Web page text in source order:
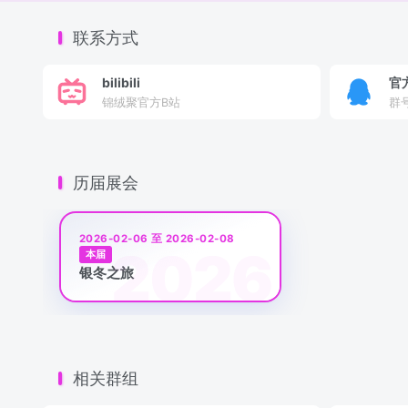
联系方式
bilibili
锦绒聚官方B站
官
群
历届展会
2026-02-06 至 2026-02-08
本届
银冬之旅
相关群组